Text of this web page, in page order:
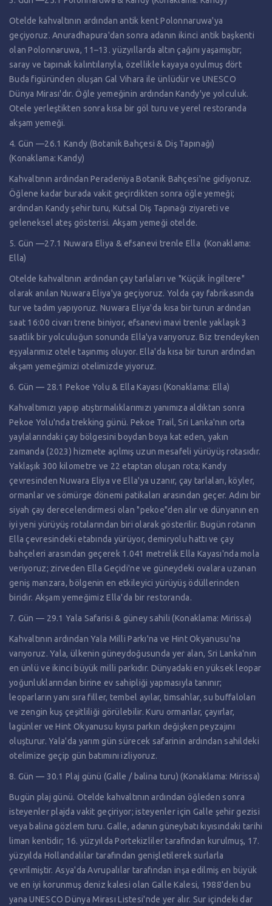
Otelde kahvaltının ardından antik kent Polonnaruwa'ya
geçiyoruz. Anuradhapura'dan sonra adanın ikinci antik başkenti
olan Polonnaruwa, 11–13. yüzyıllarda altın çağını yaşamıştır;
saray ve tapınak kalıntılarıyla, özellikle kayaya oyulmuş dört
Buda figüründen oluşan Gal Vihara ile ünlüdür ve UNESCO
Dünya Mirası'dır. Öğle yemeğinin ardından Kandy'ye yolculuk.
Otele yerleştikten sonra kısa bir göl turu ve yerel restoranda
akşam yemeği.
4. Gün —26.1 Kandy (Botanik Bahçesi & Diş Tapınağı)
(Konaklama: Kandy)
Kahvaltının ardından Peradeniya Botanik Bahçesi'ne gidiyoruz.
Öğlene kadar burada vakit geçirdikten sonra öğle yemeği;
ardından Kandy şehir turu, Kutsal Diş Tapınağı ziyareti ve
geleneksel ateş gösterisi. Akşam yemeği otelde.
5. Gün —27.1 Nuwara Eliya & efsanevi trenle Ella (Konaklama:
Ella)
Otelde kahvaltının ardından çay tarlaları ve "Küçük İngiltere"
olarak anılan Nuwara Eliya'ya geçiyoruz. Yolda çay fabrikasında
tur ve tadım yapıyoruz. Nuwara Eliya'da kısa bir turun ardından
saat 16:00 civarı trene biniyor, efsanevi mavi trenle yaklaşık 3
saatlik bir yolculuğun sonunda Ella'ya varıyoruz. Biz trendeyken
eşyalarımız otele taşınmış oluyor. Ella'da kısa bir turun ardından
akşam yemeğimizi otelimizde yiyoruz.
6. Gün — 28.1 Pekoe Yolu & Ella Kayası (Konaklama: Ella)
Kahvaltımızı yapıp atıştırmalıklarımızı yanımıza aldıktan sonra
Pekoe Yolu'nda trekking günü. Pekoe Trail, Sri Lanka'nın orta
yaylalarındaki çay bölgesini boydan boya kat eden, yakın
zamanda (2023) hizmete açılmış uzun mesafeli yürüyüş rotasıdır.
Yaklaşık 300 kilometre ve 22 etaptan oluşan rota; Kandy
çevresinden Nuwara Eliya ve Ella'ya uzanır, çay tarlaları, köyler,
ormanlar ve sömürge dönemi patikaları arasından geçer. Adını bir
siyah çay derecelendirmesi olan "pekoe"den alır ve dünyanın en
iyi yeni yürüyüş rotalarından biri olarak gösterilir. Bugün rotanın
Ella çevresindeki etabında yürüyor, demiryolu hattı ve çay
bahçeleri arasından geçerek 1.041 metrelik Ella Kayası'nda mola
veriyoruz; zirveden Ella Geçidi'ne ve güneydeki ovalara uzanan
geniş manzara, bölgenin en etkileyici yürüyüş ödüllerinden
biridir. Akşam yemeğimiz Ella'da bir restoranda.
7. Gün — 29.1 Yala Safarisi & güney sahili (Konaklama: Mirissa)
Kahvaltının ardından Yala Milli Parkı'na ve Hint Okyanusu'na
varıyoruz. Yala, ülkenin güneydoğusunda yer alan, Sri Lanka'nın
en ünlü ve ikinci büyük milli parkıdır. Dünyadaki en yüksek leopar
yoğunluklarından birine ev sahipliği yapmasıyla tanınır;
leoparların yanı sıra filler, tembel ayılar, timsahlar, su buffaloları
ve zengin kuş çeşitliliği görülebilir. Kuru ormanlar, çayırlar,
lagünler ve Hint Okyanusu kıyısı parkın değişken peyzajını
oluşturur. Yala'da yarım gün sürecek safarinin ardından sahildeki
otelimize geçip gün batımını izliyoruz.
8. Gün — 30.1 Plaj günü (Galle / balina turu) (Konaklama: Mirissa)
Bugün plaj günü. Otelde kahvaltının ardından öğleden sonra
isteyenler plajda vakit geçiriyor; isteyenler için Galle şehir gezisi
veya balina gözlem turu. Galle, adanın güneybatı kıyısındaki tarihi
liman kentidir; 16. yüzyılda Portekizliler tarafından kurulmuş, 17.
yüzyılda Hollandalılar tarafından genişletilerek surlarla
çevrilmiştir. Asya'da Avrupalılar tarafından inşa edilmiş en büyük
ve en iyi korunmuş deniz kalesi olan Galle Kalesi, 1988'den bu
yana UNESCO Dünya Mirası Listesi'nde yer alır. Sur içindeki dar